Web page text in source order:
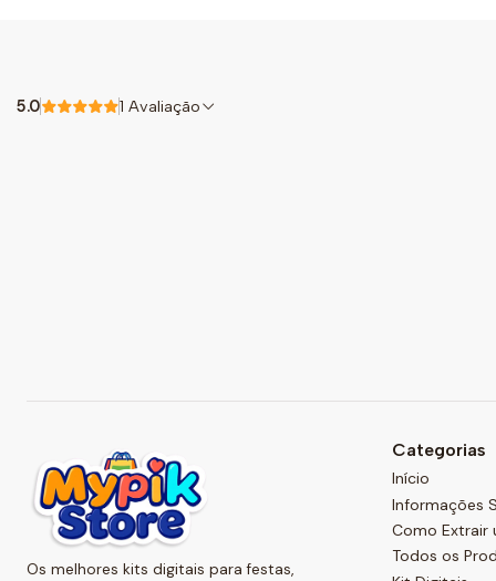
5.0 1 Avaliação
Os melhores kits digitais para festas,
Categorias
Início
Informações
Como Extrair
Todos os